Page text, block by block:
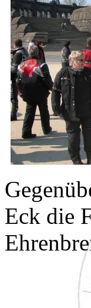
Eck die